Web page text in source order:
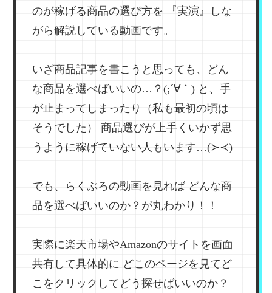
のが稼げる商品の選び方を
『実演』しな
がら解説している動画です。
いざ商品記事を書こうと思っても、どん
な商品を選べばいいの…？(;´∀｀) と、手
が止まってしまったり（私も最初の頃は
そうでした）
商品選びが上手くいかず思
うように稼げていない人もいます…(≻≺)
でも、らくぶろの動画を見ればどんな商
品を選べばいいのか？が丸わかり！！
実際に楽天市場やAmazonのサイトを画面
共有して具体的に どこのページを見てど
こをクリックしてどう探せばいいのか？